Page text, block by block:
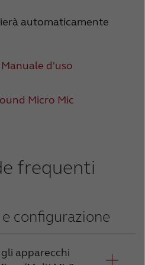
Suisse
United Kingdom
automaticamente
d'uso
Micro Mic
frequenti
configurazione
apparecchi